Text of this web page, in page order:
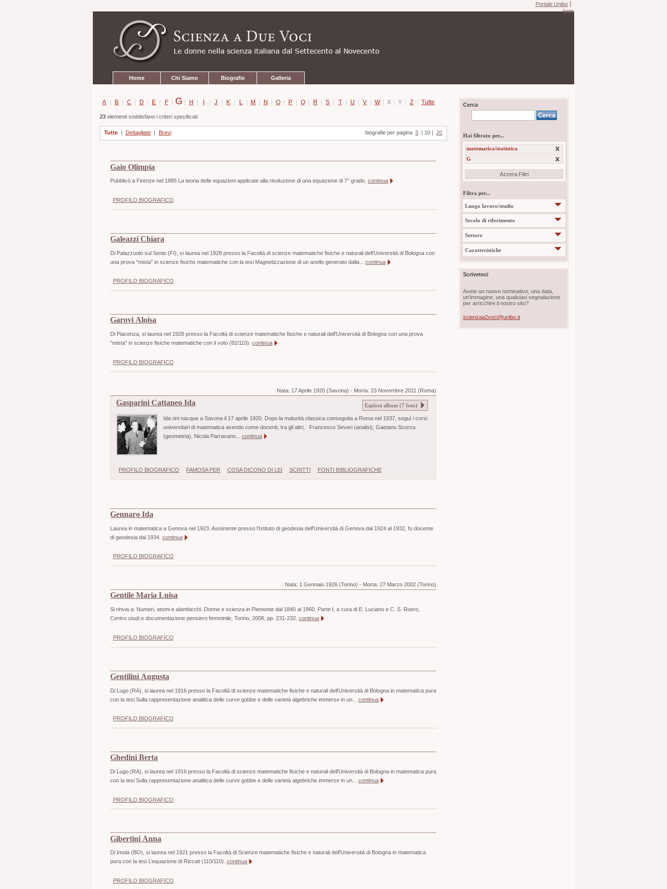
contenuti.
navigazione
Portale Unibo
login
Home Chi Siamo Biografie Galleria
A | B | C | D | E | F | G | H | I | J | K | L | M | N | O | P | Q | R | S | T | U | V | W | X | Y | Z | Tutte
23elementi soddisfano i criteri specificati
Tutte Dettagliate Brevi biografie per pagina 5 10 20
Gaio Olimpia
Pubblicò a Firenze nel 1885 La teoria delle equazioni applicate alla risoluzione di una equazione di 7° grado.continua
PROFILO BIOGRAFICO
Galeazzi Chiara
Di Palazzuolo sul Senio (FI), si laurea nel 1928 presso la Facoltà di scienze matematiche fisiche e naturali dell’Università di Bologna con
una prova "mista" in scienze fisiche matematiche con la tesi Magnetizzazione di un anello generato dalla...continua
PROFILO BIOGRAFICO
Garovi Aloisa
Di Piacenza, si laurea nel 1928 presso la Facoltà di scienze matematiche fisiche e naturali dell’Università di Bologna con una prova
"mista" in scienze fisiche matematiche con il voto (82/110).continua
PROFILO BIOGRAFICO
Nata: 17 Aprile 1920 (Savona) - Morta:23 Novembre 2011 (Roma)
Gasparini Cattaneo Ida Esplora album (7 foto)
Ida rini nacque a Savona il 17 aprile 1920. Dopo la maturità classica conseguita a Roma nel 1937, seguì i corsi
universitari di matematica avendo come docenti, tra gli altri, Francesco Severi (analisi), Gaetano Scorza
(geometria), Nicola Parravano... continua
PROFILO BIOGRAFICO FAMOSA PER COSA DICONO DI LEI SCRITTI FONTI BIBLIOGRAFICHE
Gennaro Ida
Laurea in matematica a Genova nel 1923. Assistente presso l'Istituto di geodesia dell'Università di Genova dal 1924 al 1932, fu docente
di geodesia dal 1934.continua
PROFILO BIOGRAFICO
Nata: 1 Gennaio 1926 (Torino) - Morta:27 Marzo 2002 (Torino)
Gentile Maria Luisa
Si rinvia a: Numeri, atomi e alambicchi. Donne e scienza in Piemonte dal 1840 al 1960. Parte I, a cura di E. Luciano e C. S. Roero,
Centro studi e documentazione pensiero femminile, Torino, 2008, pp. 231-232.continua
PROFILO BIOGRAFICO
Gentilini Augusta
Di Lugo (RA), si laurea nel 1916 presso la Facoltà di scienze matematiche fisiche e naturali dell’Università di Bologna in matematica pura
con la tesi Sulla rappresentazione analitica delle curve gobbe e delle varietà algebriche immerse in un...continua
PROFILO BIOGRAFICO
Ghedini Berta
Di Lugo (RA), si laurea nel 1916 presso la Facoltà di scienze matematiche fisiche e naturali dell’Università di Bologna in matematica pura
con la tesi Sulla rappresentazione analitica delle curve gobbe e delle varietà algebriche immerse in un...continua
PROFILO BIOGRAFICO
Gibertini Anna
Di Imola (BO), si laurea nel 1921 presso la Facoltà di Scienze matematiche fisiche e naturali dell’Università di Bologna in matematica
pura con la tesi L’equazione di Riccati (110/110).continua
PROFILO BIOGRAFICO
Cerca
Hai filtrato per...
matematica/statistica
G
Azzera Filtri
Filtra per...
Luogo lavoro/studio
Secolo di riferimento
Settore
Caratteristiche
Scriveteci
Avete un nuovo nominativo, una data,
un'immagine, una qualsiasi segnalazione
per arricchire il nostro sito?
scienzaa2voci@unibo.it